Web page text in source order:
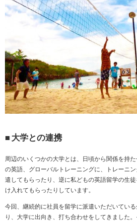
■ 大学との連携
周辺のいくつかの大学とは、日頃から関係を持
の英語、グローバルトレーニングに、トレーニ
遣してもらったり、逆に私どもの英語留学の生
け入れてもらったりしています。
今回、継続的に社員を留学に派遣いただいてい
り、大学に出向き、打ち合わせをしてきました